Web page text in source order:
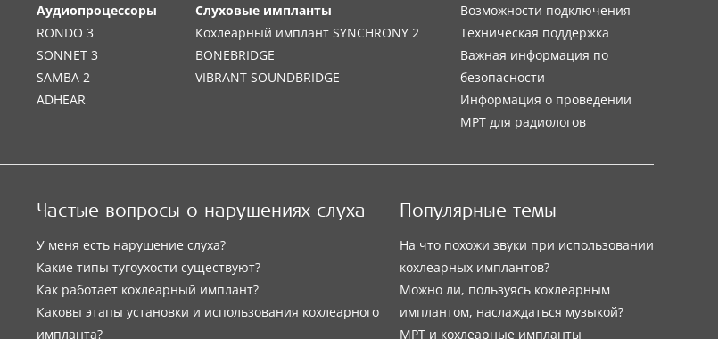
Аудиопроцессоры
RONDO 3
SONNET 3
SAMBA 2
ADHEAR
Слуховые импланты
Кохлеарный имплант SYNCHRONY 2
BONEBRIDGE
VIBRANT SOUNDBRIDGE
Возможности подключения
Техническая поддержка
Важная информация по
безопасности
Информация о проведении
МРТ для радиологов
Частые вопросы о нарушениях слуха
У меня есть нарушение слуха?
Какие типы тугоухости существуют?
Как работает кохлеарный имплант?
Каковы этапы установки и использования кохлеарного
импланта?
Популярные темы
На что похожи звуки при использовании
кохлеарных имплантов?
Можно ли, пользуясь кохлеарным
имплантом, наслаждаться музыкой?
МРТ и кохлеарные импланты